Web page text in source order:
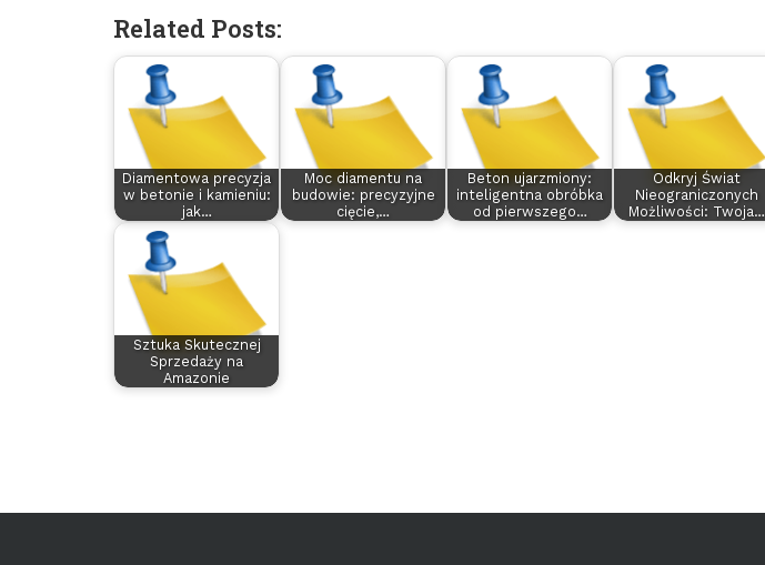
Related Posts:
Diamentowa precyzja
w betonie i kamieniu:
jak…
Moc diamentu na
budowie: precyzyjne
cięcie,…
Beton ujarzmiony:
inteligentna obróbka
od pierwszego…
Odkryj Świat
Nieograniczonych
Możliwości: Twoja…
Sztuka Skutecznej
Sprzedaży na
Amazonie